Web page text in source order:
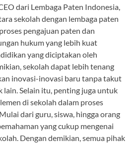
dari Lembaga Paten Indonesia,
sekolah dengan lembaga paten
pengajuan paten dan
hukum yang lebih kuat
yang diciptakan oleh
sekolah dapat lebih tenang
inovasi-inovasi baru tanpa takut
lain. Selain itu, penting juga untuk
di sekolah dalam proses
dari guru, siswa, hingga orang
yang cukup mengenai
Dengan demikian, semua pihak